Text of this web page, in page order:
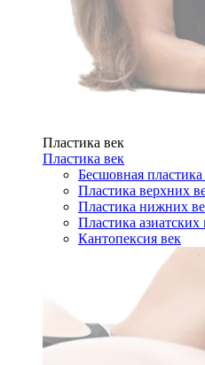
Пластика век
Пластика век
Бесшовная пластика
Пластика верхних
Пластика нижних
Пластика азиатских
Кантопексия век